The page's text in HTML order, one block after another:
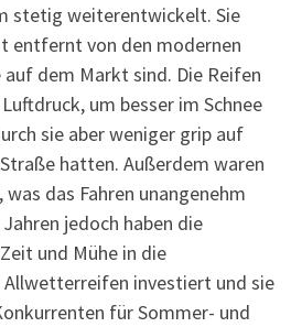
stetig weiterentwickelt. Sie
entfernt von den modernen
dem Markt sind. Die Reifen
um besser im Schnee
sie aber weniger grip auf
hatten. Außerdem waren
das Fahren unangenehm
jedoch haben die
und Mühe in die
investiert und sie
für Sommer- und